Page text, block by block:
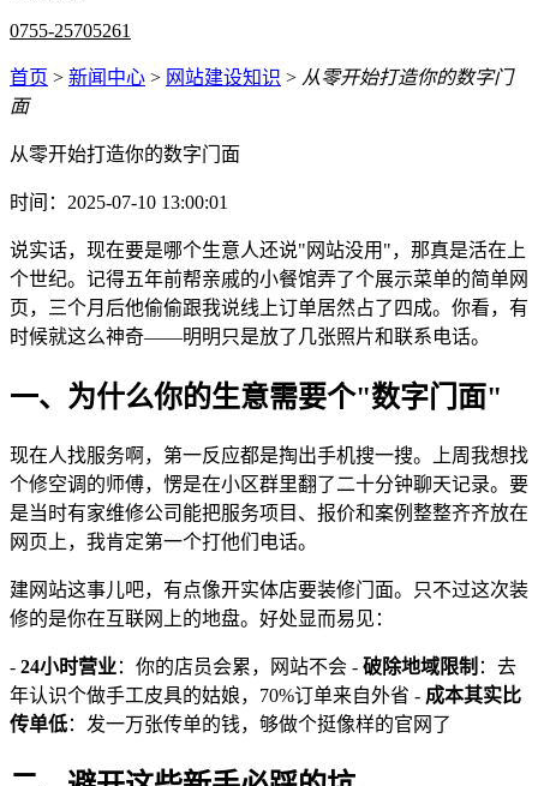
0755-25705261
首页 > 新闻中心 > 网站建设知识 > 从零开始打造你的数字门
面
从零开始打造你的数字门面
时间：2025-07-10 13:00:01
说实话，现在要是哪个生意人还说"网站没用"，那真是活在上
个世纪。记得五年前帮亲戚的小餐馆弄了个展示菜单的简单网
页，三个月后他偷偷跟我说线上订单居然占了四成。你看，有
时候就这么神奇——明明只是放了几张照片和联系电话。
一、为什么你的生意需要个"数字门面"
现在人找服务啊，第一反应都是掏出手机搜一搜。上周我想找
个修空调的师傅，愣是在小区群里翻了二十分钟聊天记录。要
是当时有家维修公司能把服务项目、报价和案例整整齐齐放在
网页上，我肯定第一个打他们电话。
建网站这事儿吧，有点像开实体店要装修门面。只不过这次装
修的是你在互联网上的地盘。好处显而易见：
- 24小时营业：你的店员会累，网站不会 - 破除地域限制 ：去
年认识个做手工皮具的姑娘，70%订单来自外省 - 成本其实比
传单低：发一万张传单的钱，够做个挺像样的官网了